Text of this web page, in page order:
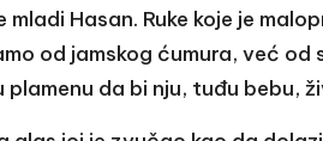
Hasan. Ruke koje je
od jamskog ćumura, već
plamenu da bi nju, tuđu bebu,